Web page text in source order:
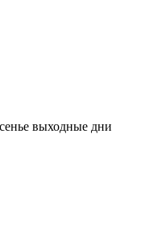
выходные дни